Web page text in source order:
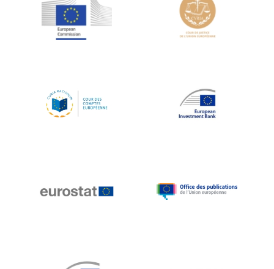
Jean-Louis Schiltz
Jean-Victor Louis
Johnny Åkerholm
Katharien L.C. Hunt
Klaus-Heiner Lehne